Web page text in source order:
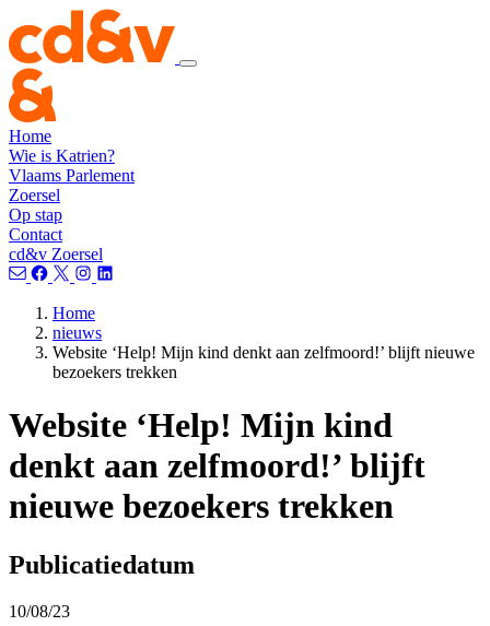
Home
Wie is Katrien?
Vlaams Parlement
Zoersel
Op stap
Contact
cd&v Zoersel
Home
nieuws
Website ‘Help! Mijn kind denkt aan zelfmoord!’ blijft nieuwe
bezoekers trekken
Website ‘Help! Mijn kind
denkt aan zelfmoord!’ blijft
nieuwe bezoekers trekken
Publicatiedatum
10/08/23